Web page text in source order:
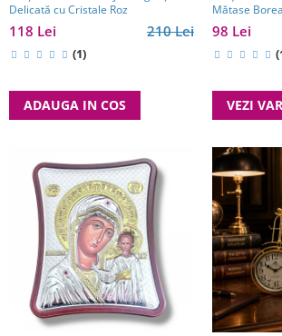
Delicată cu Cristale Roz
210 Lei
118 Lei
(1)
ADAUGA IN COS
Mătase
pentru Femei
98 Lei
VEZI